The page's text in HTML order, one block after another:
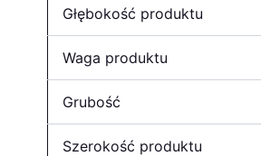
Głębokość produktu
Waga produktu
Grubość
Szerokość produktu